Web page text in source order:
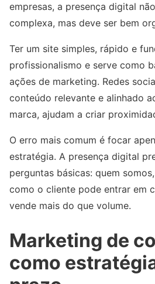
empresas, a presença digital
complexa, mas deve ser bem
Ter um site simples, rápido e
profissionalismo e serve como
ações de marketing. Redes
conteúdo relevante e alinhado
marca, ajudam a criar
O erro mais comum é focar
estratégia. A presença digital
perguntas básicas: quem
como o cliente pode entrar em
vende mais do que volume.
Marketing de
como